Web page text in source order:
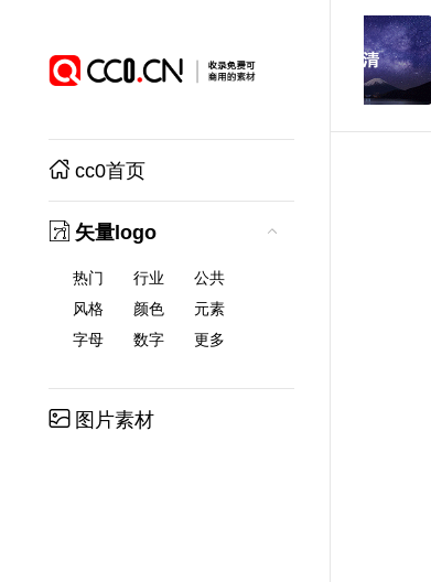
cc0首页
矢量logo
热门 行业
公共
风格
颜色
元素
字母
数字 更多
图片素材